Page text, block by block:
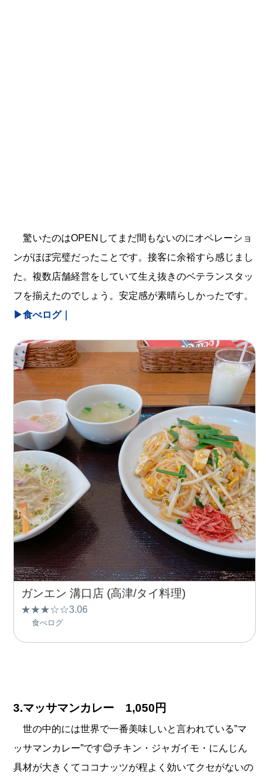
驚いたのはOPENしてまだ間もないのにオペレーショ
ンがほぼ完璧だったことです。接客に余裕すら感じまし
た。複数店舗経営をしていて生え抜きのベテランスタッ
フを揃えたのでしょう。安定感が素晴らしかったです。
▶︎食べログ｜
ガンエン 溝口店 (高津/タイ料理)
★★★☆☆3.06
食べログ
3.マッサマンカレー 1,050円
世の中的には世界で一番美味しいと言われている”マ
ッサマンカレー”です😊チキン・ジャガイモ・にんじん
具材が大きくてココナッツが程よく効いてクセがないの